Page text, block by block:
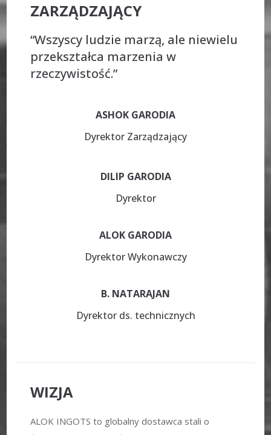
ZARZĄDZAJĄCY
“Wszyscy ludzie marzą, ale niewielu
przekształca marzenia w
rzeczywistość.”
ASHOK GARODIA
Dyrektor Zarządzający
DILIP GARODIA
Dyrektor
ALOK GARODIA
Dyrektor Wykonawczy
B. NATARAJAN
Dyrektor ds. technicznych
WIZJA
ALOK INGOTS to globalny dostawca stali o